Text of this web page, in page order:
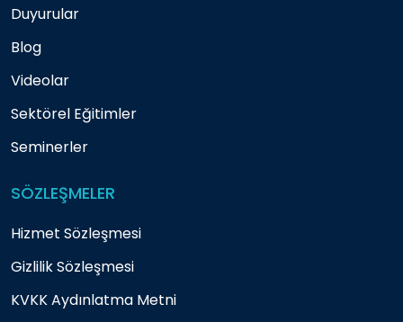
Duyurular
Blog
Videolar
Sektörel Eğitimler
Seminerler
SÖZLEŞMELER
Hizmet Sözleşmesi
Gizlilik Sözleşmesi
KVKK Aydınlatma Metni